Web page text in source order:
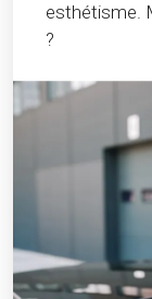
esthétisme.
?